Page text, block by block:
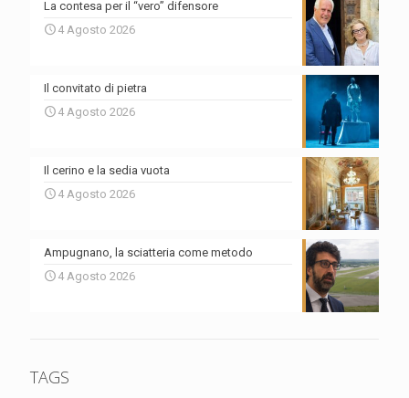
La contesa per il “vero” difensore
4 Agosto 2026
Il convitato di pietra
4 Agosto 2026
Il cerino e la sedia vuota
4 Agosto 2026
Ampugnano, la sciatteria come metodo
4 Agosto 2026
TAGS